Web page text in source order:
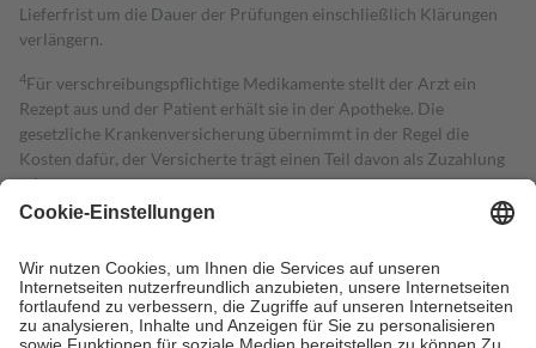
Lieferfrist um die Dauer der Prüfungen einschließlich Klärungen
verlängern.
4Für verschreibungspflichtige Medikamente stellt der Arzt ein
Rezept aus und der Patient erhält sie in der Apotheke. Die
gesetzliche Krankenversicherung übernimmt in der Regel die
Kosten dafür, der Versicherte trägt einen Teil davon als Zuzahlung
mit.
Grundsätzlich leisten Mitglieder Zuzahlungen in Höhe von zehn
höchstens zehn Euro.
Es sind jedoch nie mehr als die tatsächlichen
Kosten der Leistung zu entrichten.
Diese Regeln gelten grundsätzlich auch für Online-Apotheken.
Bei Heilmitteln und häuslicher Krankenpflege beträgt die